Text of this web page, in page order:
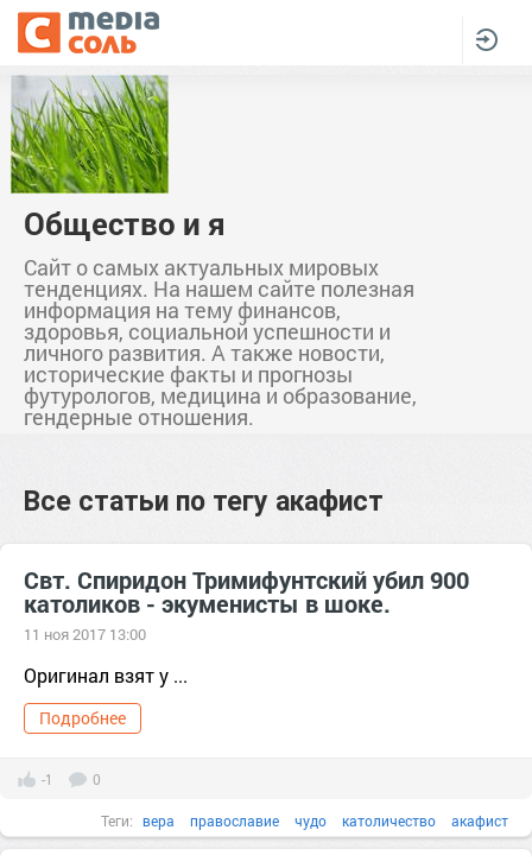
Общество и я
Сайт о самых актуальных мировых
тенденциях. На нашем сайте полезная
информация на тему финансов,
здоровья, социальной успешности и
личного развития. А также новости,
исторические факты и прогнозы
футурологов, медицина и образование,
гендерные отношения.
Все статьи по тегу акафист
Свт. Спиридон Тримифунтский убил 900
католиков - экуменисты в шоке.
11 ноя 2017 13:00
Оригинал взят у ...
Подробнее
-1 0
Теги: вера православие чудо католичество акафист